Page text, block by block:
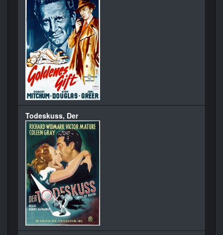
Todeskuss, Der